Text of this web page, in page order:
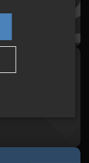
medio